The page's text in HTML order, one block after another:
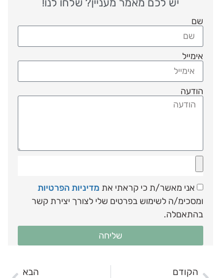
יש לכם מאמר מעניין? שלחו לנו!
שם
אימייל
הודעה
אני מאשר/ת כי קראתי את מדיניות הפרטיות
ומסכימ/ה לשימוש בפרטים שלי לצורך יצירת קשר
בהתאםלה.
שליחה
הקודם הבא